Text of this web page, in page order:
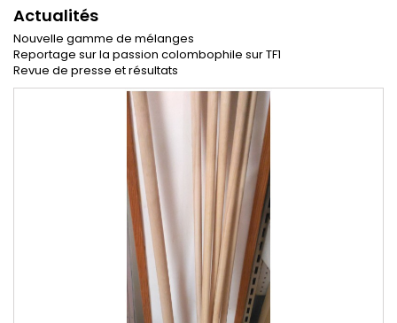
Actualités
Nouvelle gamme de mélanges
Reportage sur la passion colombophile sur TF1
Revue de presse et résultats